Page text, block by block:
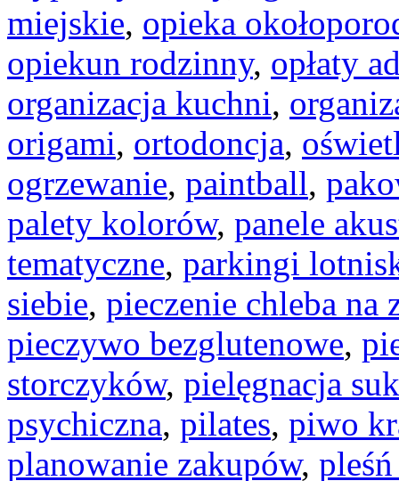
miejskie, opieka
opiekun rodzinny, opłaty
organizacja kuchni,
origami, ortodoncja,
ogrzewanie, paintball,
palety kolorów, panele
tematyczne, parkingi
siebie, pieczenie chleba na
pieczywo bezglutenowe,
storczyków, pielęgnacja
psychiczna, pilates, piwo
planowanie zakupów,